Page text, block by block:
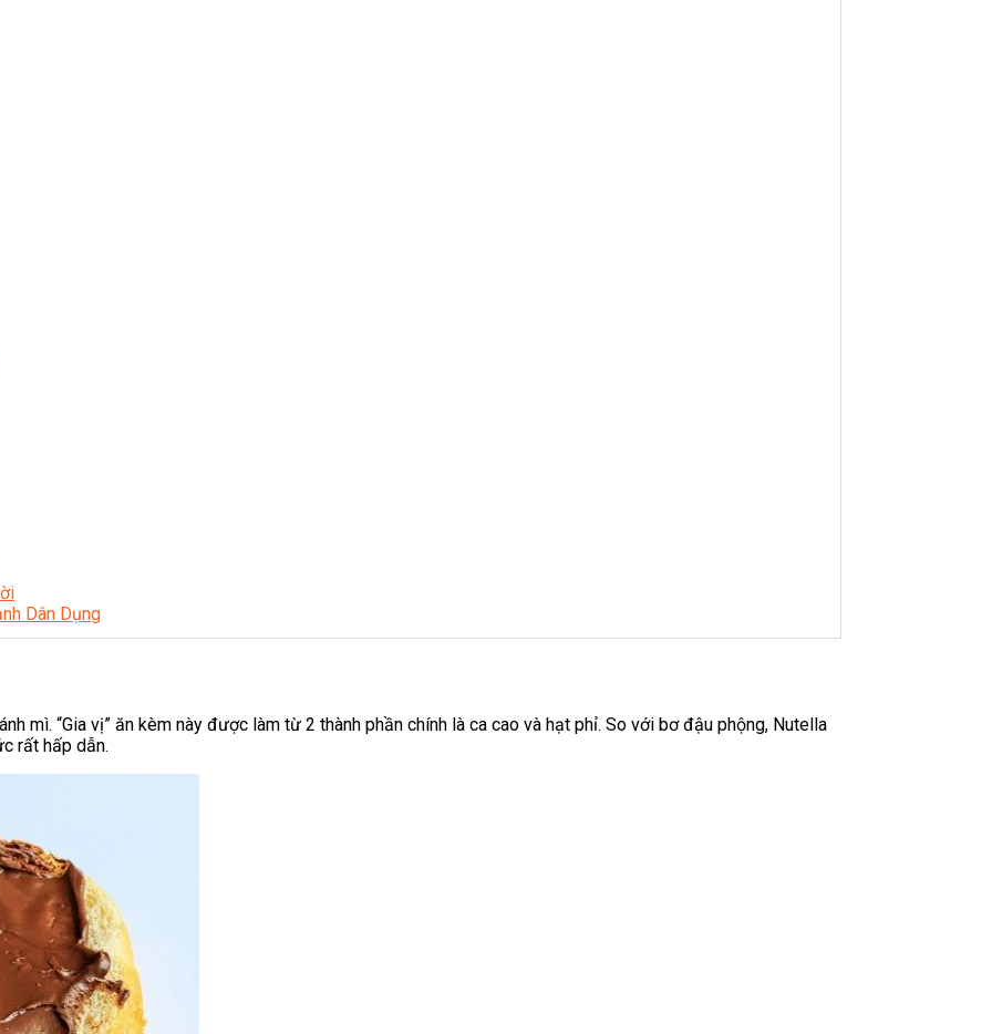
Dân Dụng
mì. “Gia vị” ăn kèm này được làm từ 2 thành phần chính là ca cao và hạt phỉ. So với bơ đậu phộng, Nutella
rất hấp dẫn.